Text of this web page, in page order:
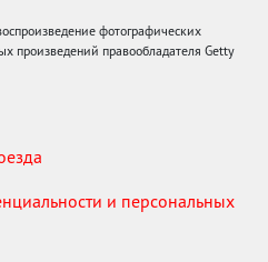
фотографических
произведений правообладателя Getty
и персональных